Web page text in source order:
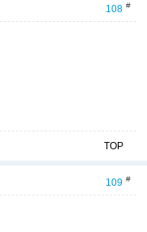
108 #
TOP
109 #